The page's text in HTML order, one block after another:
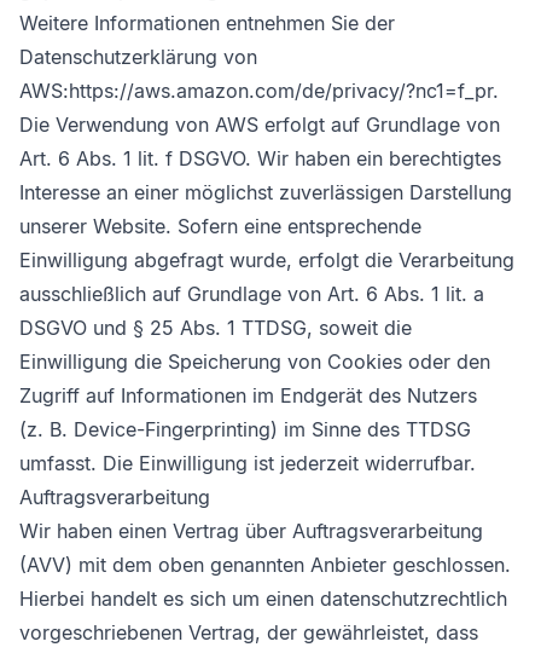
Weitere Informationen entnehmen Sie der
Datenschutzerklärung von
AWS:https://aws.amazon.com/de/privacy/?nc1=f_pr.
Die Verwendung von AWS erfolgt auf Grundlage von
Art. 6 Abs. 1 lit. f DSGVO. Wir haben ein berechtigtes
Interesse an einer möglichst zuverlässigen Darstellung
unserer Website. Sofern eine entsprechende
Einwilligung abgefragt wurde, erfolgt die Verarbeitung
ausschließlich auf Grundlage von Art. 6 Abs. 1 lit. a
DSGVO und § 25 Abs. 1 TTDSG, soweit die
Einwilligung die Speicherung von Cookies oder den
Zugriff auf Informationen im Endgerät des Nutzers
(z. B. Device-Fingerprinting) im Sinne des TTDSG
umfasst. Die Einwilligung ist jederzeit widerrufbar.
Auftragsverarbeitung
Wir haben einen Vertrag über Auftragsverarbeitung
(AVV) mit dem oben genannten Anbieter geschlossen.
Hierbei handelt es sich um einen datenschutzrechtlich
vorgeschriebenen Vertrag, der gewährleistet, dass